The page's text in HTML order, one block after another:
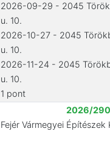
2026-09-29 - 2045
u. 10.
2026-10-27 - 2045
u. 10.
2026-11-24 - 2045
u. 10.
1 pont
2026/290
Fejér Vármegyei Építészek